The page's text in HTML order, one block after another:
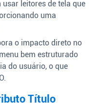
leitores de tela que
uma
o impacto direto no
bem estruturado
do usuário, o que
Título